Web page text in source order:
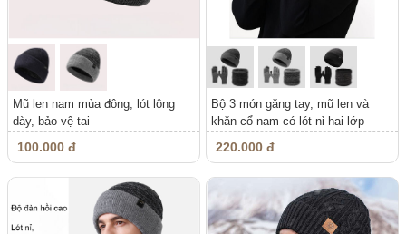
Mũ len nam mùa đông, lót lông
dày, bảo vệ tai
100.000 đ
Bộ 3 món găng tay, mũ len và
khăn cổ nam có lót nỉ hai lớp
220.000 đ